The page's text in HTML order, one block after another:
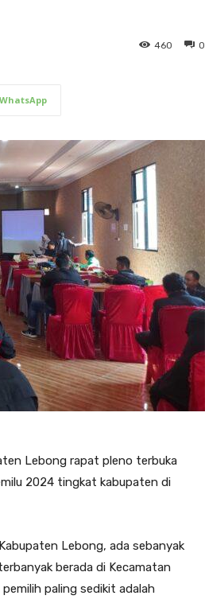
0
460
WhatsApp
Lebong rapat pleno terbuka
2024 tingkat kabupaten di
Lebong, ada sebanyak
berada di Kecamatan
paling sedikit adalah